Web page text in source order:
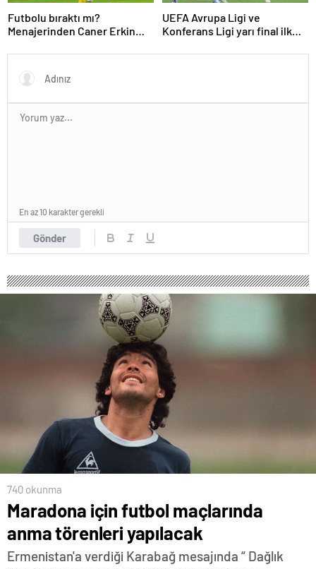
Futbolu bıraktı mı?
Menajerinden Caner Erkin
UEFA Avrupa Ligi ve
Konferans Ligi yarı final ilk
Gönder
En az 10 karakter gerekli
740 okunma
Maradona için futbol maçlarında
anma törenleri yapılacak
Ermenistan'a verdiği Karabağ mesajında “ Dağlık